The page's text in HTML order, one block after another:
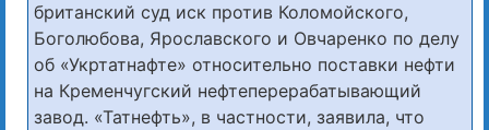
британский суд иск против Коломойского,
Боголюбова, Ярославского и Овчаренко по делу
об «Укртатнафте» относительно поставки нефти
на Кременчугский нефтеперерабатывающий
завод. «Татнефть», в частности, заявила, что